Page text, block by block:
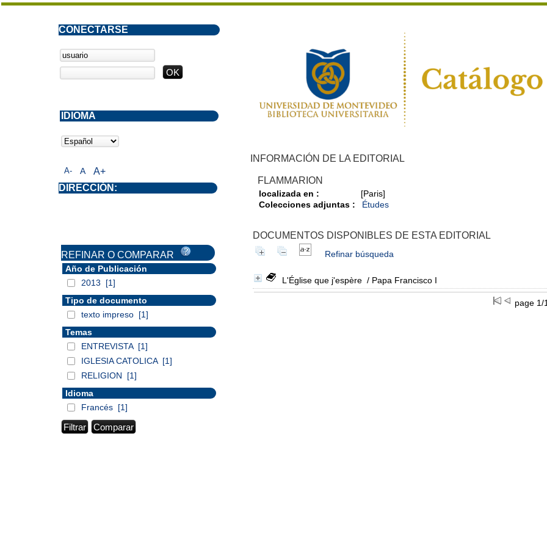
INFORMACIÓN DE LA EDITORIAL
FLAMMARION
localizada en :
[Paris]
Colecciones adjuntas :
Études
DOCUMENTOS DISPONIBLES DE ESTA EDITORIAL
Refinar búsqueda
L'Église que j'espère / Papa Francisco I
page
A- A A+
CONECTARSE
DIRECCIÓN:
IDIOMA
REFINAR O COMPARAR
Año de Publicación
2013
[1]
Tipo de documento
texto impreso [1]
Temas
ENTREVISTA [1]
IGLESIA CATOLICA [1]
RELIGION
[1]
Idioma
Francés [1]